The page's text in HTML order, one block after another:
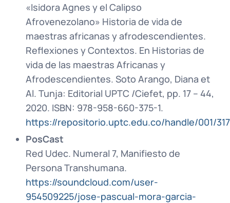
«Isidora Agnes y el Calipso
Afrovenezolano» Historia de vida de
maestras africanas y afrodescendientes.
Reflexiones y Contextos. En Historias de
vida de las maestras Africanas y
Afrodescendientes. Soto Arango, Diana et
Al. Tunja: Editorial UPTC /Ciefet, pp. 17 – 44,
2020. ISBN: 978-958-660-375-1.
https://repositorio.uptc.edu.co/handle/001/
PosCast
Red Udec. Numeral 7, Manifiesto de
Persona Transhumana.
https://soundcloud.com/user-
954509225/jose-pascual-mora-garcia-